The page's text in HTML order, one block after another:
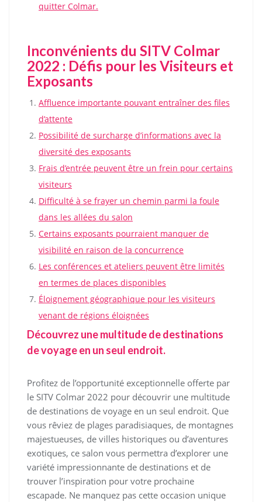
quitter Colmar.
Inconvénients du SITV Colmar
2022 : Défis pour les Visiteurs et
Exposants
Affluence importante pouvant entraîner des files
d’attente
Possibilité de surcharge d’informations avec la
diversité des exposants
Frais d’entrée peuvent être un frein pour certains
visiteurs
Difficulté à se frayer un chemin parmi la foule
dans les allées du salon
Certains exposants pourraient manquer de
visibilité en raison de la concurrence
Les conférences et ateliers peuvent être limités
en termes de places disponibles
Éloignement géographique pour les visiteurs
venant de régions éloignées
Découvrez une multitude de destinations
de voyage en un seul endroit.
Profitez de l’opportunité exceptionnelle offerte par
le SITV Colmar 2022 pour découvrir une multitude
de destinations de voyage en un seul endroit. Que
vous rêviez de plages paradisiaques, de montagnes
majestueuses, de villes historiques ou d’aventures
exotiques, ce salon vous permettra d’explorer une
variété impressionnante de destinations et de
trouver l’inspiration pour votre prochaine
escapade. Ne manquez pas cette occasion unique